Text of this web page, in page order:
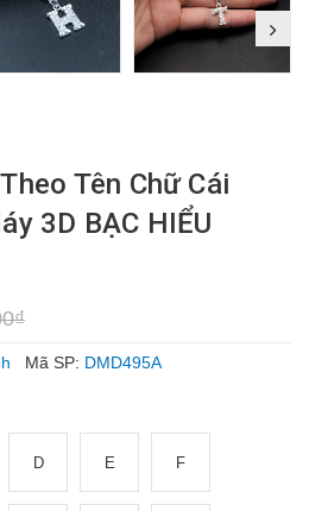
Tên Chữ Cái
3D BẠC HIỂU
Mã SP: DMD495A
D E F